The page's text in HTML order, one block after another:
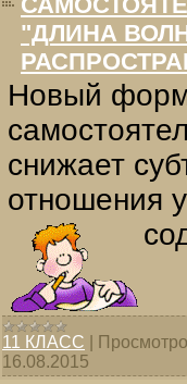
"ДЛИНА
Новый
снижает
отношения
11 КЛАСС
16.08.2015